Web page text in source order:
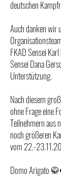
deutschen
Auch danken wir
FKAD Sensei
Sensei Dana
Unterstützung.
Nach diesem
ohne Frage eine
Teilnehmern aus
noch größeren
vom 22.-
Domo Arigato